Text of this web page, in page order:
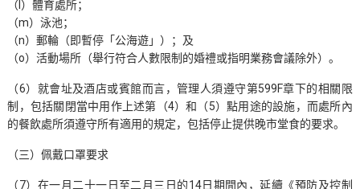
（l）體育處所；
（m）泳池；
（n）郵輪（即暫停「公海遊」）；及
（o）活動場所（舉行符合人數限制的婚禮或指明業務會議除外）。
（6）就會址及酒店或賓館而言，管理人須遵守第599F章下的相關限
制，包括關閉當中用作上述第（4）和（5）點用途的設施，而處所內
的餐飲處所須遵守所有適用的規定，包括停止提供晚市堂食的要求。
（三）佩戴口罩要求
（7）在一月二十一日至二月三日的14日期間內，延續《預防及控制